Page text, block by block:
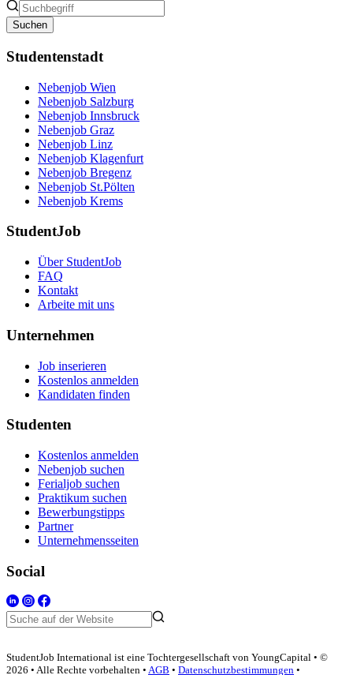
Suchen
Studentenstadt
Nebenjob Wien
Nebenjob Salzburg
Nebenjob Innsbruck
Nebenjob Graz
Nebenjob Linz
Nebenjob Klagenfurt
Nebenjob Bregenz
Nebenjob St.Pölten
Nebenjob Krems
StudentJob
Über StudentJob
FAQ
Kontakt
Arbeite mit uns
Unternehmen
Job inserieren
Kostenlos anmelden
Kandidaten finden
Studenten
Kostenlos anmelden
Nebenjob suchen
Ferialjob suchen
Praktikum suchen
Bewerbungstipps
Partner
Unternehmensseiten
Social
StudentJob International ist eine Tochtergesellschaft von YoungCapital • ©
2026 • Alle Rechte vorbehalten • AGB • Datenschutzbestimmungen •